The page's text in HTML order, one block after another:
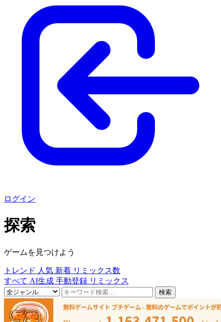
ログイン
探索
ゲームを見つけよう
トレンド 人気 新着 リミックス数
すべて AI生成 手動登録 リミックス
検索